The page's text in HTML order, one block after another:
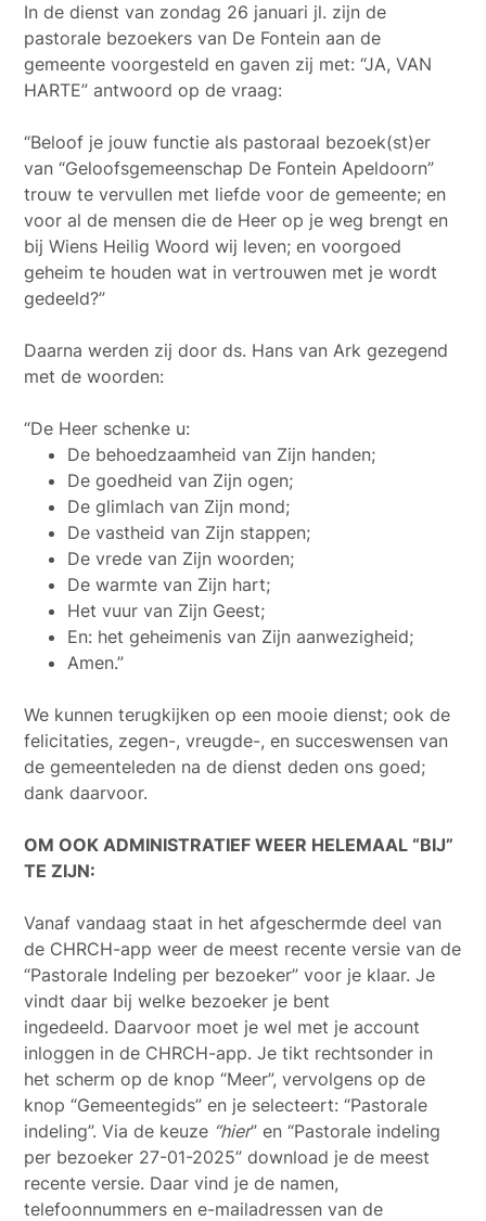
In de dienst van zondag 26 januari jl. zijn de
pastorale bezoekers van De Fontein aan de
gemeente voorgesteld en gaven zij met: “JA, VAN
HARTE” antwoord op de vraag:
“Beloof je jouw functie als pastoraal bezoek(st)er
van “Geloofsgemeenschap De Fontein Apeldoorn”
trouw te vervullen met liefde voor de gemeente; en
voor al de mensen die de Heer op je weg brengt en
bij Wiens Heilig Woord wij leven; en voorgoed
geheim te houden wat in vertrouwen met je wordt
gedeeld?”
Daarna werden zij door ds. Hans van Ark gezegend
met de woorden:
“De Heer schenke u:
De behoedzaamheid van Zijn handen;
De goedheid van Zijn ogen;
De glimlach van Zijn mond;
De vastheid van Zijn stappen;
De vrede van Zijn woorden;
De warmte van Zijn hart;
Het vuur van Zijn Geest;
En: het geheimenis van Zijn aanwezigheid;
Amen.”
We kunnen terugkijken op een mooie dienst; ook de
felicitaties, zegen-, vreugde-, en succeswensen van
de gemeenteleden na de dienst deden ons goed;
dank daarvoor.
OM OOK ADMINISTRATIEF WEER HELEMAAL “BIJ”
TE ZIJN:
Vanaf vandaag staat in het afgeschermde deel van
de CHRCH-app weer de meest recente versie van de
“Pastorale Indeling per bezoeker” voor je klaar. Je
vindt daar bij welke bezoeker je bent
ingedeeld. Daarvoor moet je wel met je account
inloggen in de CHRCH-app. Je tikt rechtsonder in
het scherm op de knop “Meer”, vervolgens op de
knop “Gemeentegids” en je selecteert: “Pastorale
indeling”. Via de keuze “hier” en “Pastorale indeling
per bezoeker 27-01-2025” download je de meest
recente versie. Daar vind je de namen,
telefoonnummers en e-mailadressen van de